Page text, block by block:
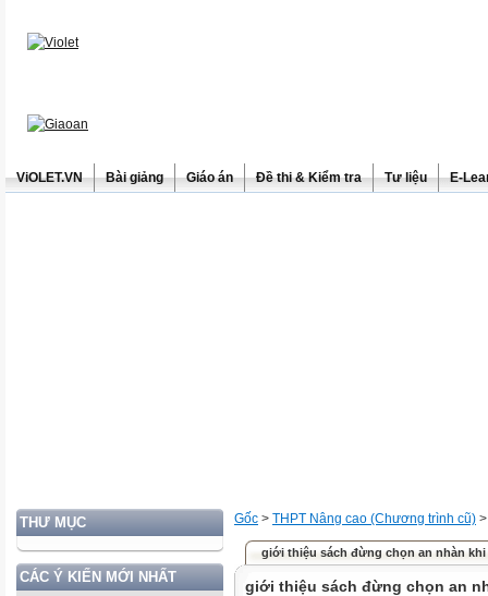
ViOLET.VN Bài giảng Giáo án Đề thi & Kiểm tra Tư liệu E-
THƯ MỤC
CÁC Ý KIẾN MỚI NHẤT
Gốc > THPT Nâng cao (Chương trình cũ)
giới thiệu sách đừng chọn an nhàn khi
giới thiệu sách đừng chọn an